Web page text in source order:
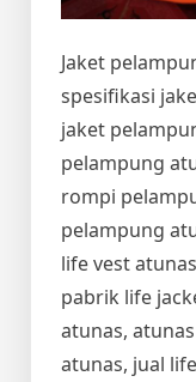
Jaket
spesifikasi
jaket
pelampung
rompi
pelampung
life vest
pabrik life
atunas,
atunas, jual